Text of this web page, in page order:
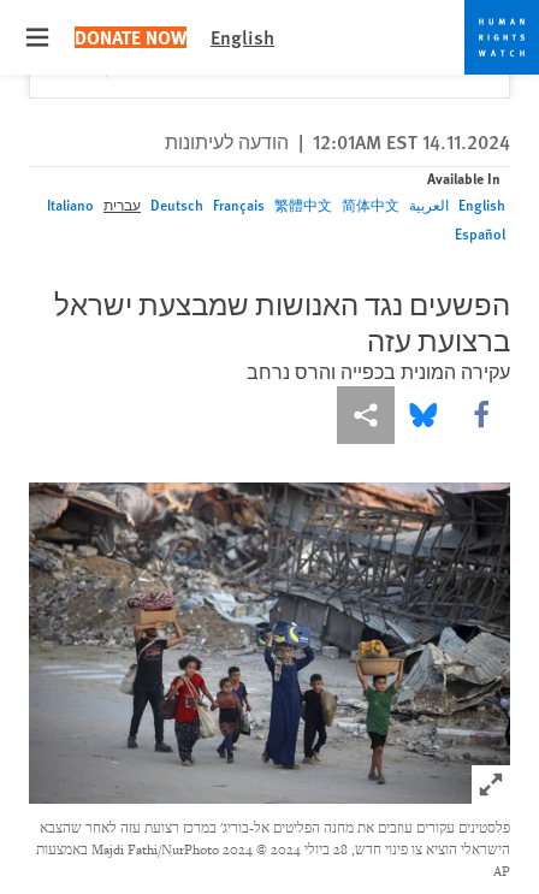
Skip
to
cookie
privacy
notice
Skip
to
main
content
English
DONATE NOW
Would you like to read this page in English?
Close
14.11.2024 12:01AM EST
| הודעה לעיתונות
Available In
English العربية 简体中文
繁體中文
Français
Deutsch עברית Italiano
Español
הפשעים נגד האנושות שמבצעת ישראל
ברצועת עזה
עקירה המונית בכפייה והרס נרחב
Share this via Facebook
Share this via Bluesky
More sharing options
Click to expand Image
פלסטינים עקורים עוזבים את מחנה הפליטים אל-בוריג' במרכז רצועת עזה לאחר שהצבא
הישראלי הוציא צו פינוי חדש, 28 ביולי 2024
© 2024 Majdi Fathi/NurPhoto באמצעות
AP